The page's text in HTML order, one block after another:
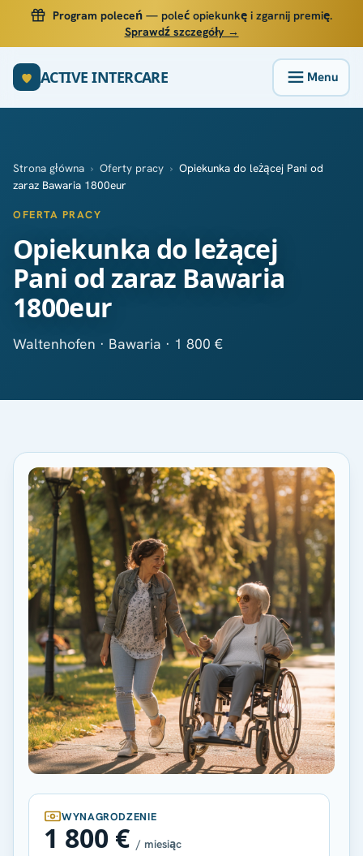
Program poleceń — poleć opiekunkę i zgarnij premię.
Sprawdź szczegóły →
ACTIVE INTERCARE
Strona główna › Oferty pracy › Opiekunka do leżącej Pani od
zaraz Bawaria 1800eur
OFERTA PRACY
Opiekunka do leżącej
Pani od zaraz Bawaria
1800eur
Waltenhofen · Bawaria · 1 800 €
WYNAGRODZENIE
1 800 € / miesiąc